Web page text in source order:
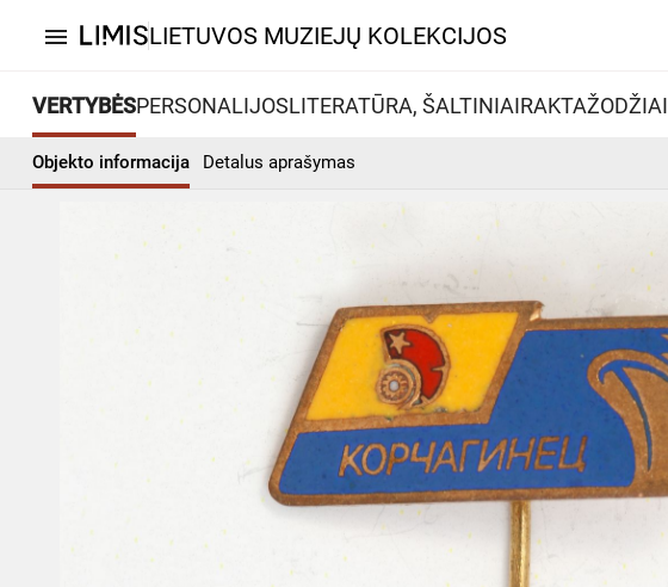
menu LIETUVOS MUZIEJŲ KOLEKCIJOS
VERTYBĖSPERSONALIJOSLITERATŪRA, ŠALTINIAIRAKTAŽODŽIAI
Objekto informacija Detalus aprašymas